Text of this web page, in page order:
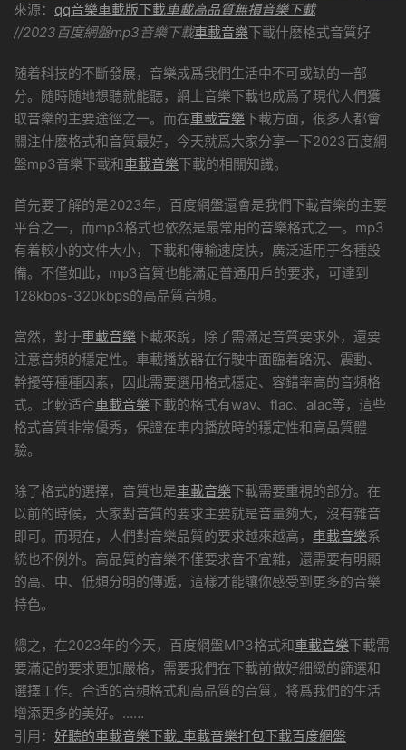
來源： qq音樂車載版下載車載高品質無損音樂下載
//2023百度網盤mp3音樂下載車載音樂下載什麽格式音質好
随着科技的不斷發展，音樂成爲我們生活中不可或缺的一部
分。随時随地想聽就能聽，網上音樂下載也成爲了現代人們獲
取音樂的主要途徑之一。而在車載音樂下載方面，很多人都會
關注什麽格式和音質最好，今天就爲大家分享一下2023百度網
盤mp3音樂下載和車載音樂下載的相關知識。
首先要了解的是2023年，百度網盤還會是我們下載音樂的主要
平台之一，而mp3格式也依然是最常用的音樂格式之一。mp3
有着較小的文件大小，下載和傳輸速度快，廣泛适用于各種設
備。不僅如此，mp3音質也能滿足普通用戶的要求，可達到
128kbps-320kbps的高品質音頻。
當然，對于車載音樂下載來說，除了需滿足音質要求外，還要
注意音頻的穩定性。車載播放器在行駛中面臨着路況、震動、
幹擾等種種因素，因此需要選用格式穩定、容錯率高的音頻格
式。比較适合車載音樂下載的格式有wav、flac、alac等，這些
格式音質非常優秀，保證在車内播放時的穩定性和高品質體
驗。
除了格式的選擇，音質也是車載音樂下載需要重視的部分。在
以前的時候，大家對音質的要求主要就是音量夠大，沒有雜音
即可。而現在，人們對音樂品質的要求越來越高， 車載音樂系
統也不例外。高品質的音樂不僅要求音不宜雜，還需要有明顯
的高、中、低頻分明的傳遞，這樣才能讓你感受到更多的音樂
特色。
總之，在2023年的今天，百度網盤MP3格式和車載音樂下載需
要滿足的要求更加嚴格，需要我們在下載前做好細緻的篩選和
選擇工作。合适的音頻格式和高品質的音質，将爲我們的生活
增添更多的美好。……
引用： 好聽的車載音樂下載_車載音樂打包下載百度網盤